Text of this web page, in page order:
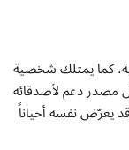
كما يمتلك شخصية
مصدر دعم لأصدقائه
يعرّض نفسه أحياناً